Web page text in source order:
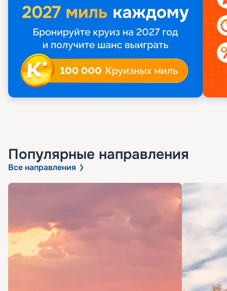
Популярные направления
Все направления